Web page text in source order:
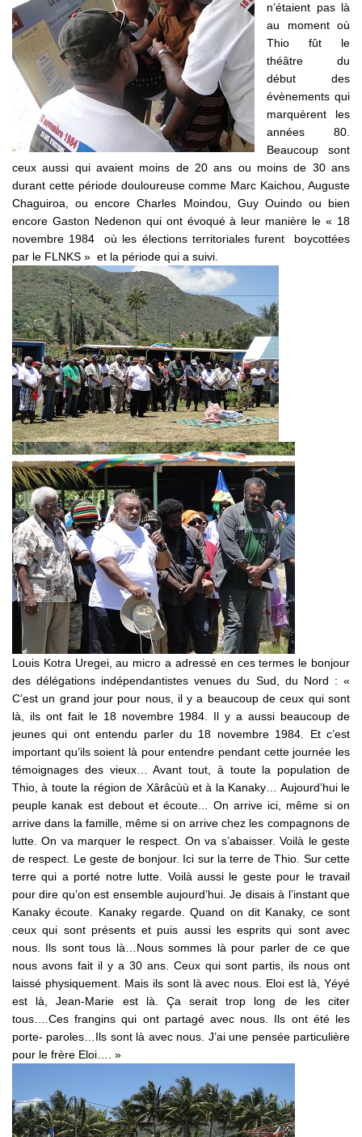
n’étaient pas là
au moment où
Thio fût le
théâtre du
début des
évènements qui
marquèrent les
années 80.
Beaucoup sont
ceux aussi qui avaient moins de 20 ans ou moins de 30 ans
durant cette période douloureuse comme Marc Kaichou, Auguste
Chaguiroa, ou encore Charles Moindou, Guy Ouindo ou bien
encore Gaston Nedenon qui ont évoqué à leur manière le « 18
novembre 1984 où les élections territoriales furent boycottées
par le FLNKS » et la période qui a suivi.
Louis Kotra Uregei, au micro a adressé en ces termes le bonjour
des délégations indépendantistes venues du Sud, du Nord : «
C’est un grand jour pour nous, il y a beaucoup de ceux qui sont
là, ils ont fait le 18 novembre 1984. Il y a aussi beaucoup de
jeunes qui ont entendu parler du 18 novembre 1984. Et c’est
important qu’ils soient là pour entendre pendant cette journée les
témoignages des vieux… Avant tout, à toute la population de
Thio, à toute la région de Xârâcùù et à la Kanaky… Aujourd’hui le
peuple kanak est debout et écoute... On arrive ici, même si on
arrive dans la famille, même si on arrive chez les compagnons de
lutte. On va marquer le respect. On va s’abaisser. Voilà le geste
de respect. Le geste de bonjour. Ici sur la terre de Thio. Sur cette
terre qui a porté notre lutte. Voilà aussi le geste pour le travail
pour dire qu’on est ensemble aujourd’hui. Je disais à l’instant que
Kanaky écoute. Kanaky regarde. Quand on dit Kanaky, ce sont
ceux qui sont présents et puis aussi les esprits qui sont avec
nous. Ils sont tous là…Nous sommes là pour parler de ce que
nous avons fait il y a 30 ans. Ceux qui sont partis, ils nous ont
laissé physiquement. Mais ils sont là avec nous. Eloi est là, Yéyé
est là, Jean-Marie est là. Ça serait trop long de les citer
tous….Ces frangins qui ont partagé avec nous. Ils ont été les
porte- paroles…Ils sont là avec nous. J’ai une pensée particulière
pour le frère Eloi…. »